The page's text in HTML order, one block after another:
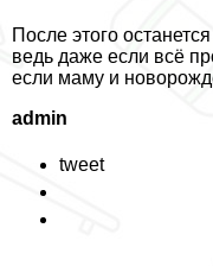
После этого
ведь даже если всё
если маму и
admin
tweet